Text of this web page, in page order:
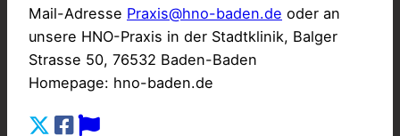
Mail-Adresse Praxis@hno-baden.de oder an
unsere HNO-Praxis in der Stadtklinik, Balger
Strasse 50, 76532 Baden-Baden
Homepage: hno-baden.de